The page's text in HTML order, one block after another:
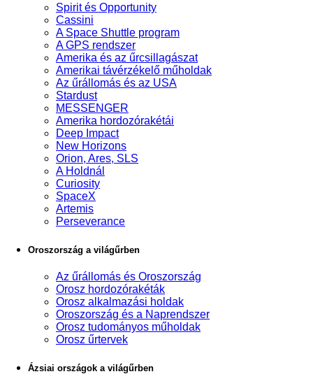
Spirit és Opportunity
Cassini
A Space Shuttle program
A GPS rendszer
Amerika és az űrcsillagászat
Amerikai távérzékelő műholdak
Az űrállomás és az USA
Stardust
MESSENGER
Amerika hordozórakétái
Deep Impact
New Horizons
Orion, Ares, SLS
A Holdnál
Curiosity
SpaceX
Artemis
Perseverance
Oroszország a világűrben
Az űrállomás és Oroszország
Orosz hordozórakéták
Orosz alkalmazási holdak
Oroszország és a Naprendszer
Orosz tudományos műholdak
Orosz űrtervek
Ázsiai országok a világűrben